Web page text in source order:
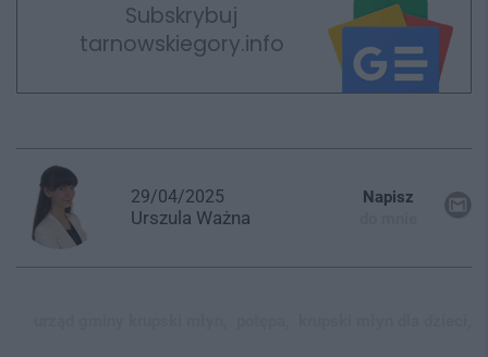
Subskrybuj
tarnowskiegory.info
29/04/2025
Urszula Ważna
Napisz